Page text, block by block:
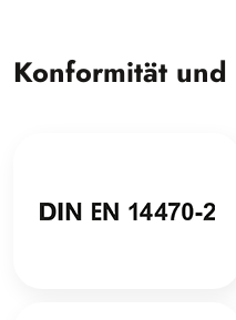
Konformität und